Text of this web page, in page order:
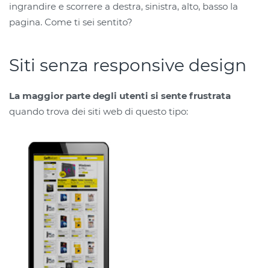
ingrandire e scorrere a destra, sinistra, alto, basso la
pagina. Come ti sei sentito?
Siti senza responsive design
La maggior parte degli utenti si sente frustrata
quando trova dei siti web di questo tipo: